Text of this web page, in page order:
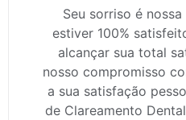
Seu sorriso é
estiver 100%
alcançar sua total
nosso compromisso
a sua satisfação
de Clareamento